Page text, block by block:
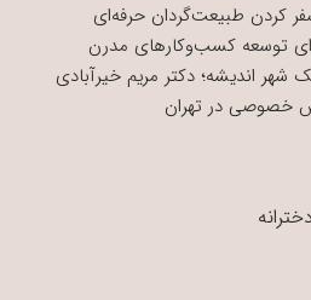
کردن طبیعت‌گردان حرفه‌ای
توسعه کسب‌وکارهای مدرن
شهر اندیشه؛ دکتر مریم خیرآبادی
خصوصی در تهران